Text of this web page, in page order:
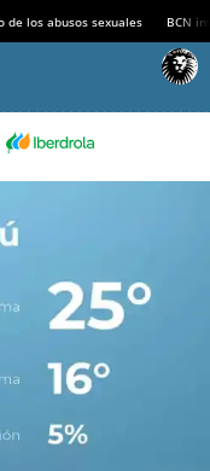
de los abusos sexuales BCN